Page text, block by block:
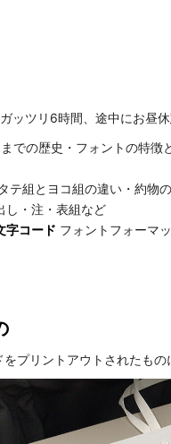
ッツリ6時間、途中にお昼
での歴史・フォントの特徴
タテ組とヨコ組の違い・約物
し・注・表組など
字コード フォントフォーマ
プリントアウトされたもの